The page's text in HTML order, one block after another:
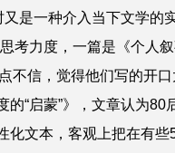
是一种介入当下文学的
考力度，一篇是《个
不信，觉得他们写的开
“启蒙”》，文章认为80
文本，客观上把在有些